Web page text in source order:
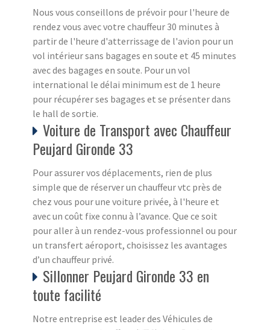
Nous vous conseillons de prévoir pour l'heure de
rendez vous avec votre chauffeur 30 minutes à
partir de l'heure d'atterrissage de l'avion pour un
vol intérieur sans bagages en soute et 45 minutes
avec des bagages en soute. Pour un vol
international le délai minimum est de 1 heure
pour récupérer ses bagages et se présenter dans
le hall de sortie.
Voiture de Transport avec Chauffeur
Peujard Gironde 33
Pour assurer vos déplacements, rien de plus
simple que de réserver un chauffeur vtc près de
chez vous pour une voiture privée, à l'heure et
avec un coût fixe connu à l’avance. Que ce soit
pour aller à un rendez-vous professionnel ou pour
un transfert aéroport, choisissez les avantages
d’un chauffeur privé.
Sillonner Peujard Gironde 33 en
toute facilité
Notre entreprise est leader des Véhicules de